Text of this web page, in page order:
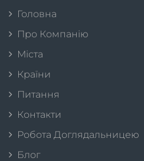
Головна
Про Компанію
Міста
Країни
Питання
Контакти
Робота Доглядальницею
Блог